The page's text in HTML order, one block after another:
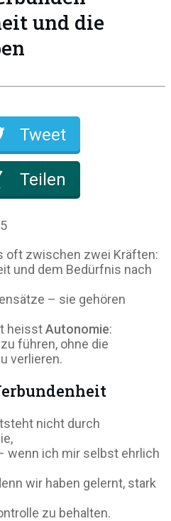
und die
Tweet
Teilen
oft zwischen zwei Kräften:
und dem Bedürfnis nach
– sie gehören
heisstAutonomie:
führen, ohne die
verlieren.
nicht durch
wenn ich mir selbst ehrlich
wir haben gelernt, stark
zu behalten.